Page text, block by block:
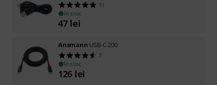
11
în stoc
47 lei
Ansmann USB-C 200
7
în stoc
126 lei